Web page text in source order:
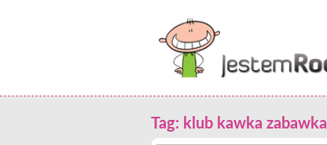
Tag: klub kawka zabawka